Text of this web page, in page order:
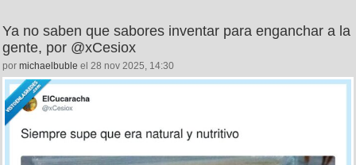
Ya no saben que sabores inventar para enganchar a la
gente, por @xCesiox
por michaelbuble el 28 nov 2025, 14:30